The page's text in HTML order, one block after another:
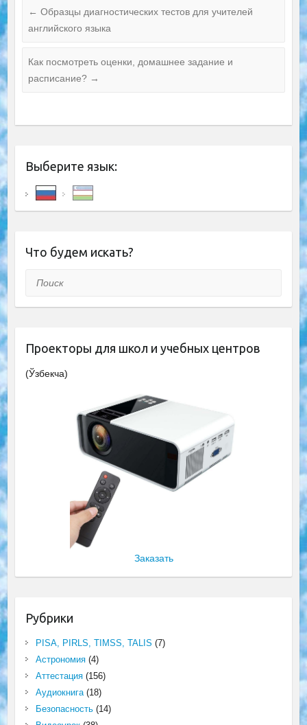
← Образцы диагностических тестов для учителей
английского языка
Как посмотреть оценки, домашнее задание и
расписание? →
Выберите язык:
Что будем искать?
Поиск
Проекторы для школ и учебных центров
(Ўзбекча)
Заказать
Рубрики
PISA, PIRLS, TIMSS, TALIS (7)
Астрономия(4)
Аттестация(156)
Аудиокнига(18)
Безопасность(14)